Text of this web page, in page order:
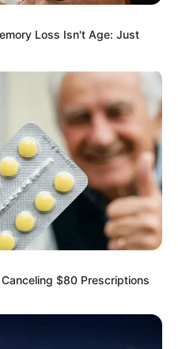
PwC
PwC
Business Daily
Ειδήσεις για
ποσών: ~ €6.7 δισ.+
ή μη
Loss Isn't Age: Just
$80 Prescriptions